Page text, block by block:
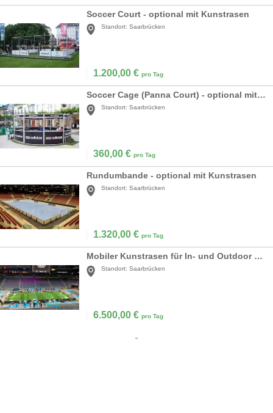
Soccer Court - optional mit Kunstrasen
Standort: Saarbrücken
1.200,00 € pro Tag
Soccer Cage (Panna Court) - optional mit Kunstrasen
Standort: Saarbrücken
360,00 € pro Tag
Rundumbande - optional mit Kunstrasen
Standort: Saarbrücken
1.320,00 € pro Tag
Mobiler Kunstrasen für In- und Outdoor Fußball
Standort: Saarbrücken
6.500,00 € pro Tag